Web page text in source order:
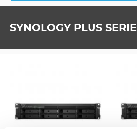
SYNOLOGY PLUS